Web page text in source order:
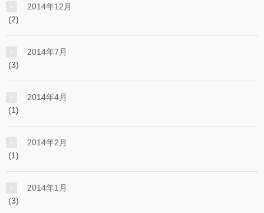
2014年12月
(2)
2014年7月
(3)
2014年4月
(1)
2014年2月
(1)
2014年1月
(3)